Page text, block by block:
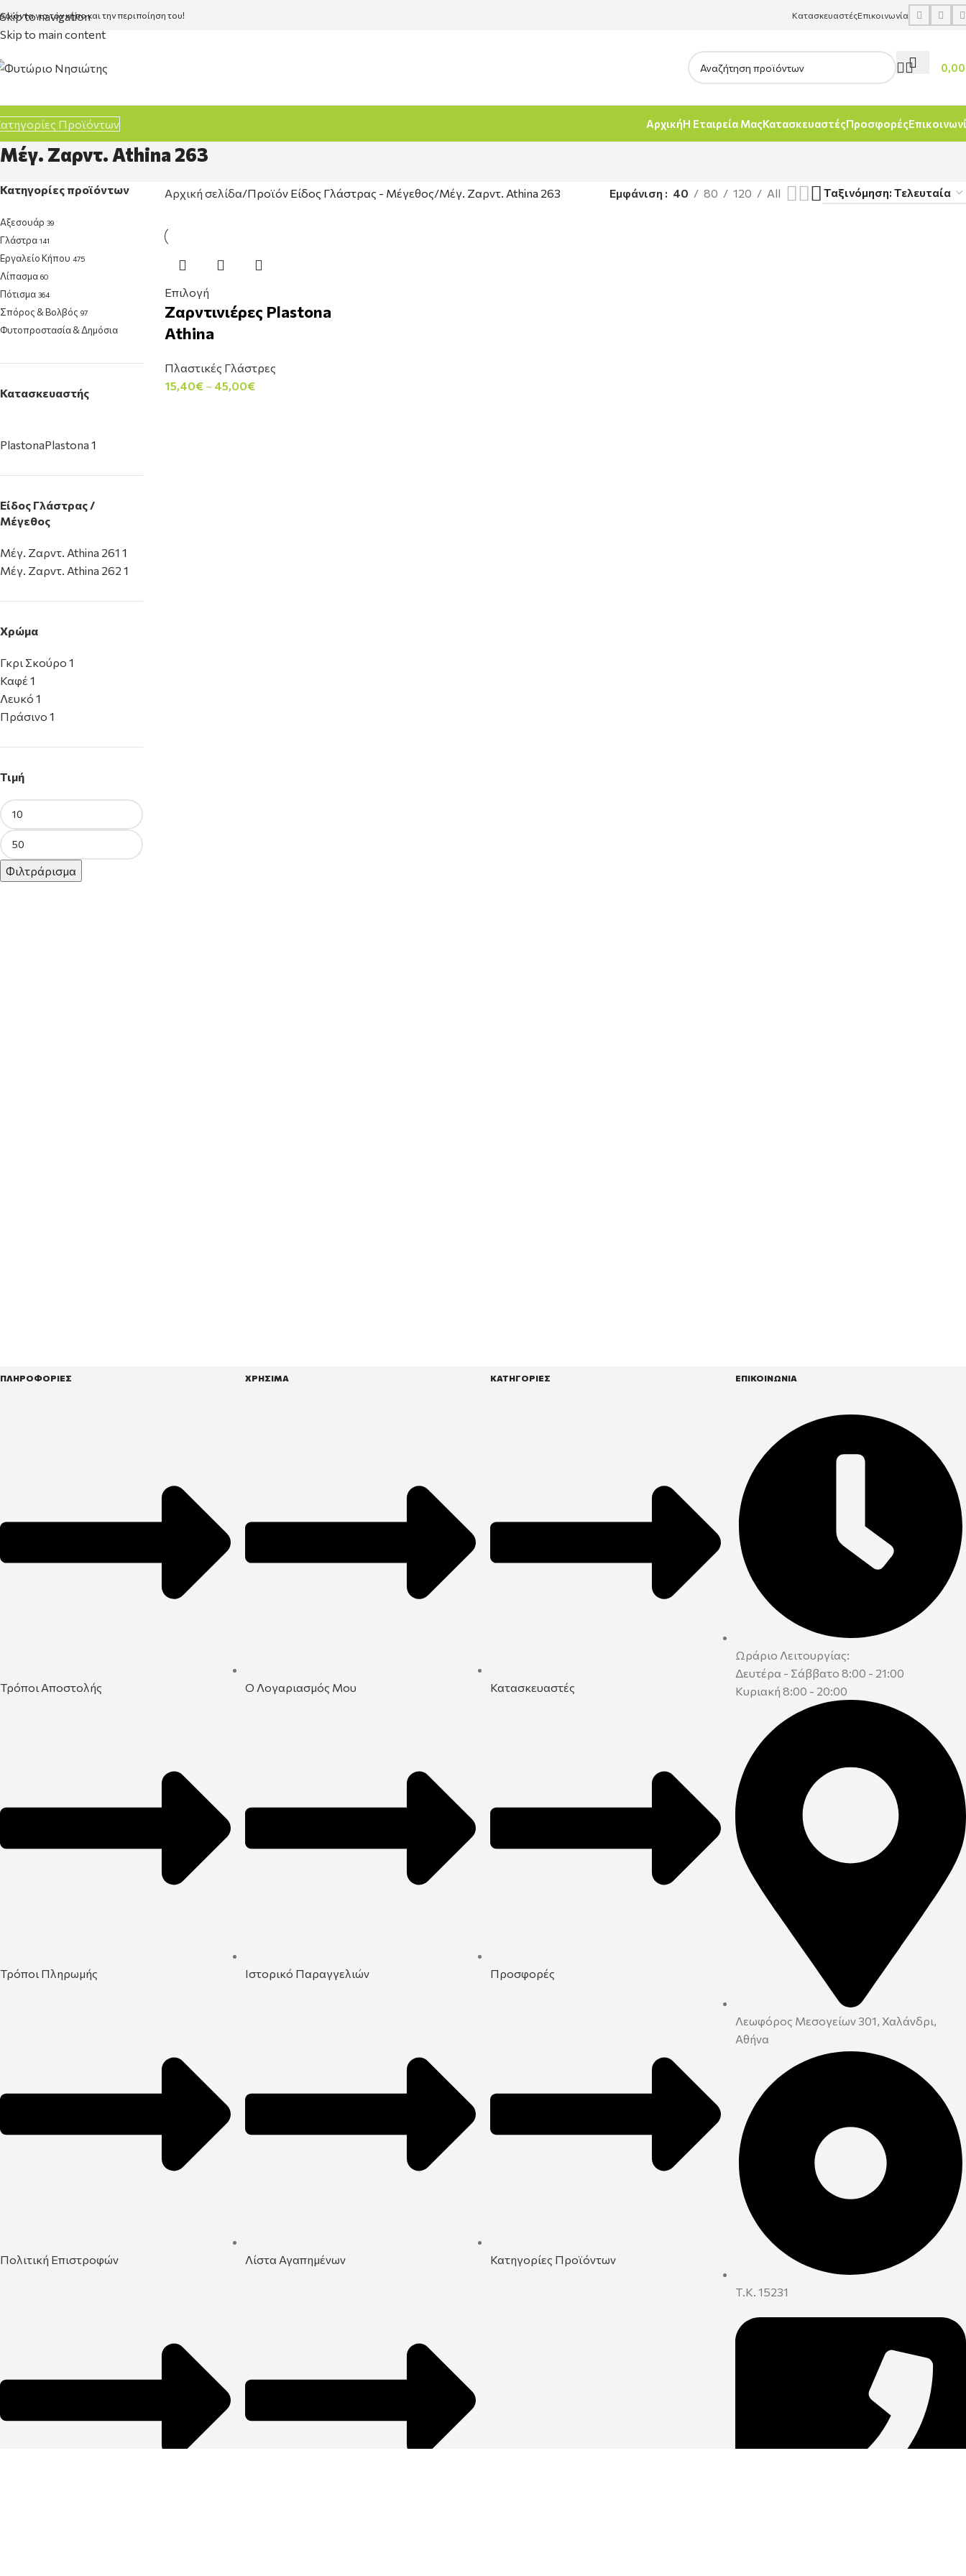
Skip to navigation
Skip to main content
για τον κήπο και την περιποίηση του! ΚατασκευαστέςΕπικοινωνία
0,00
Προϊόντων ΑρχικήΗ Εταιρεία ΜαςΚατασκευαστέςΠροσφορές
Μέγ. Ζαρντ. Athina 263
Κατηγορίες προϊόντων
Αξεσουάρ 39
Γλάστρα 141
Εργαλείο Κήπου 475
Λίπασμα 60
Πότισμα 364
Σπόρος & Βολβός 97
Φυτοπροστασία & Δημόσια
Φυτόχωμα & Υπόστρωμα 26
Κατασκευαστής
PlastonaPlastona 1
Είδος Γλάστρας /
Μέγεθος
Μέγ. Ζαρντ. Athina 261 1
Μέγ. Ζαρντ. Athina 262 1
Χρώμα
Γκρι Σκούρο 1
Καφέ 1
Λευκό 1
Πράσινο 1
Τιμή
Φιλτράρισμα
Αρχική σελίδα Προϊόν Είδος Γλάστρας - Μέγεθος Μέγ. Ζαρντ. Athina 263 Εμφάνιση 40 80 120 All
Επιλογή
Ζαρντινιέρες Plastona
Athina
Πλαστικές Γλάστρες
15,40€ – 45,00€
ΠΛΗΡΟΦΟΡΙΕΣ
Τρόποι Αποστολής
Τρόποι Πληρωμής
Πολιτική Επιστροφών
ΧΡΗΣΙΜΑ
Ο Λογαριασμός Μου
Ιστορικό Παραγγελιών
Λίστα Αγαπημένων
ΚΑΤΗΓΟΡΙΕΣ
Κατασκευαστές
Προσφορές
Κατηγορίες Προϊόντων
ΕΠΙΚΟΙΝΩΝΙΑ
Ωράριο Λειτουργίας:
Δευτέρα - Σάββατο 8:00 - 21:00
Κυριακή 8:00 - 20:00
Λεωφόρος Μεσογείων 301, Χαλάνδρι,
Αθήνα
Τ.Κ. 15231